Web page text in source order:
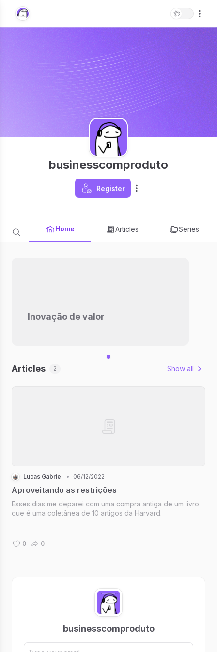
businesscomproduto
Register
Home Articles Series
Inovação de valor
Articles 2 Show all
Lucas Gabriel • 06/12/2022
Aproveitando as restrições
Esses dias me deparei com uma compra antiga de um livro
que é uma coletânea de 10 artigos da Harvard.
0 0
businesscomproduto